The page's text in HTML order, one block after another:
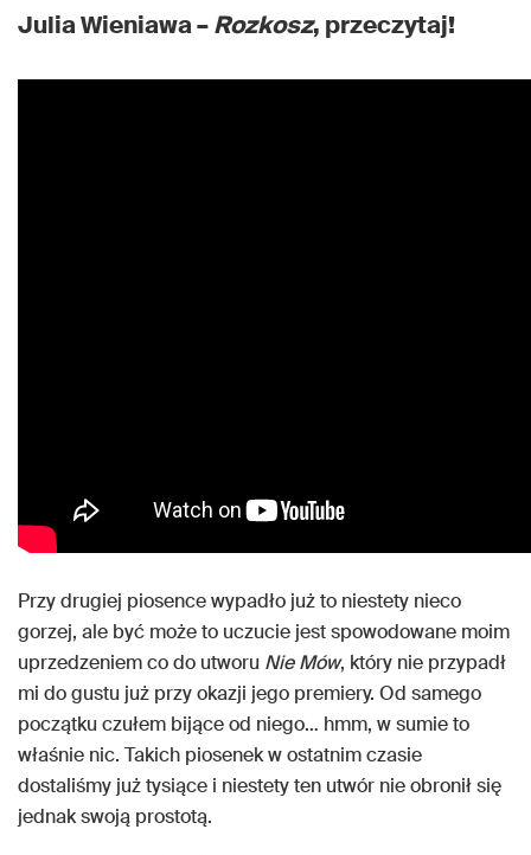
Julia Wieniawa –Rozkosz, przeczytaj!
Przy drugiej piosence wypadło już to niestety nieco
gorzej, ale być może to uczucie jest spowodowane moim
uprzedzeniem co do utworu Nie Mów, który nie przypadł
mi do gustu już przy okazji jego premiery. Od samego
początku czułem bijące od niego… hmm, w sumie to
właśnie nic. Takich piosenek w ostatnim czasie
dostaliśmy już tysiące i niestety ten utwór nie obronił się
jednak swoją prostotą.